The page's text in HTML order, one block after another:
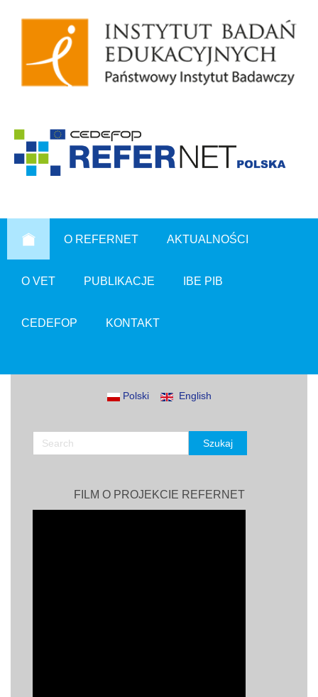
O REFERNET AKTUALNOŚCI
O VET PUBLIKACJE IBE PIB
CEDEFOP KONTAKT
Polski English
FILM O PROJEKCIE REFERNET